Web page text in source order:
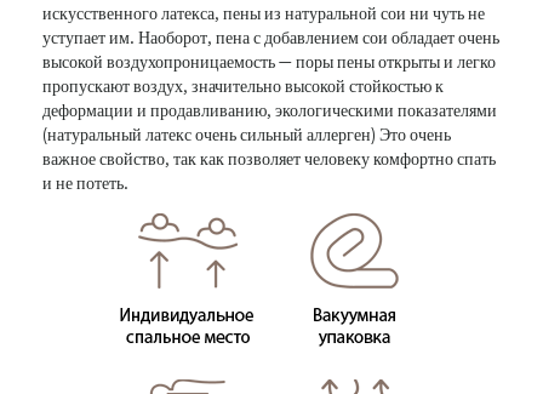
искусственного латекса, пены из натуральной сои ни чуть не
уступает им. Наоборот, пена с добавлением сои обладает очень
высокой воздухопроницаемость — поры пены открыты и легко
пропускают воздух, значительно высокой стойкостью к
деформации и продавливанию, экологическими показателями
(натуральный латекс очень сильный аллерген) Это очень
важное свойство, так как позволяет человеку комфортно спать
и не потеть.